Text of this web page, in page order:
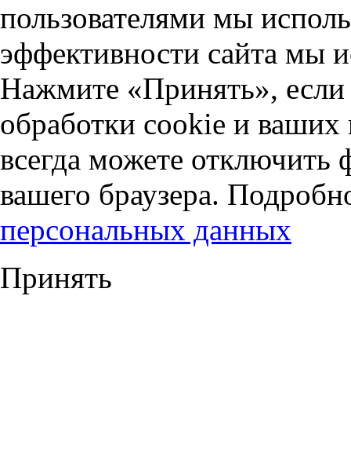
пользователями мы
эффективности сайта мы
Нажмите «Принять», если
обработки cookie и
всегда можете отключить
вашего браузера.
персональных данных
Принять